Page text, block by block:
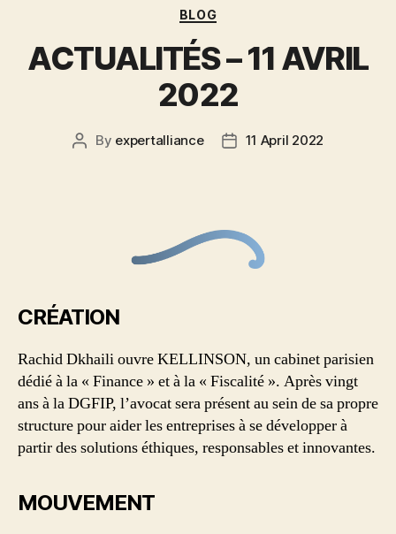
BLOG
ACTUALITÉS – 11 AVRIL
2022
By expertalliance 11 April 2022
CRÉATION
Rachid Dkhaili ouvre KELLINSON, un cabinet parisien
dédié à la « Finance » et à la « Fiscalité ». Après vingt
ans à la DGFIP, l’avocat sera présent au sein de sa propre
structure pour aider les entreprises à se développer à
partir des solutions éthiques, responsables et innovantes.
MOUVEMENT